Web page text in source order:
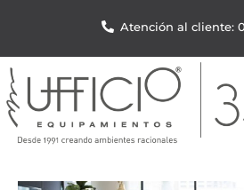
Atención al cliente: